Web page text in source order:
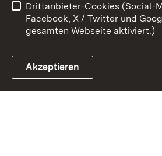
Link zum Landesportal
Impressum
Drittanbieter-Cookies (Social-
Facebook, X / Twitter und
gesamten Webseite aktiviert.)
Akzeptieren